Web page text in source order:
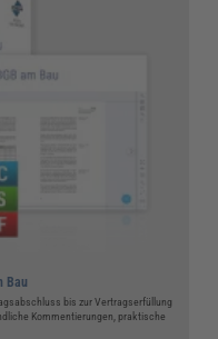
Bau
bis zur Vertragserfüllung
Kommentierungen, praktische